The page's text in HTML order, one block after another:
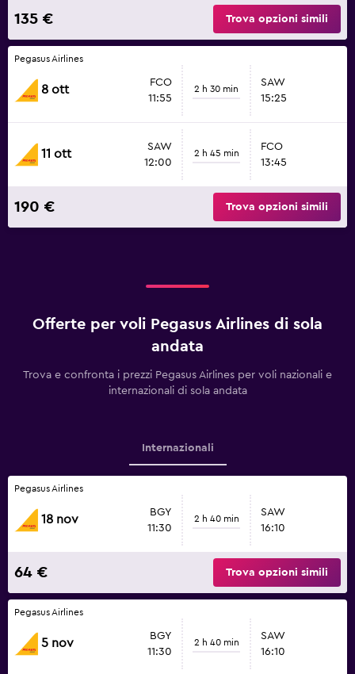
135 € Trova opzioni simili
Pegasus Airlines
8 ott
FCO
11:55
2 h 30 min
SAW
15:25
11 ott
SAW
12:00
2 h 45 min
FCO
13:45
190 € Trova opzioni simili
Offerte per voli Pegasus Airlines di sola
andata
Trova e confronta i prezzi Pegasus Airlines per voli nazionali e
internazionali di sola andata
Internazionali
Pegasus Airlines
18 nov
BGY
11:30
2 h 40 min
SAW
16:10
64 € Trova opzioni simili
Pegasus Airlines
5 nov
BGY
11:30
2 h 40 min
SAW
16:10